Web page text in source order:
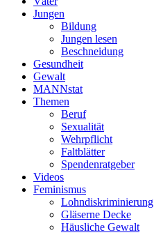
Jungen
Bildung
Jungen lesen
Beschneidung
Gesundheit
Gewalt
MANNstat
Themen
Beruf
Sexualität
Wehrpflicht
Faltblätter
Spendenratgeber
Videos
Feminismus
Lohndiskriminierung
Gläserne Decke
Häusliche Gewalt